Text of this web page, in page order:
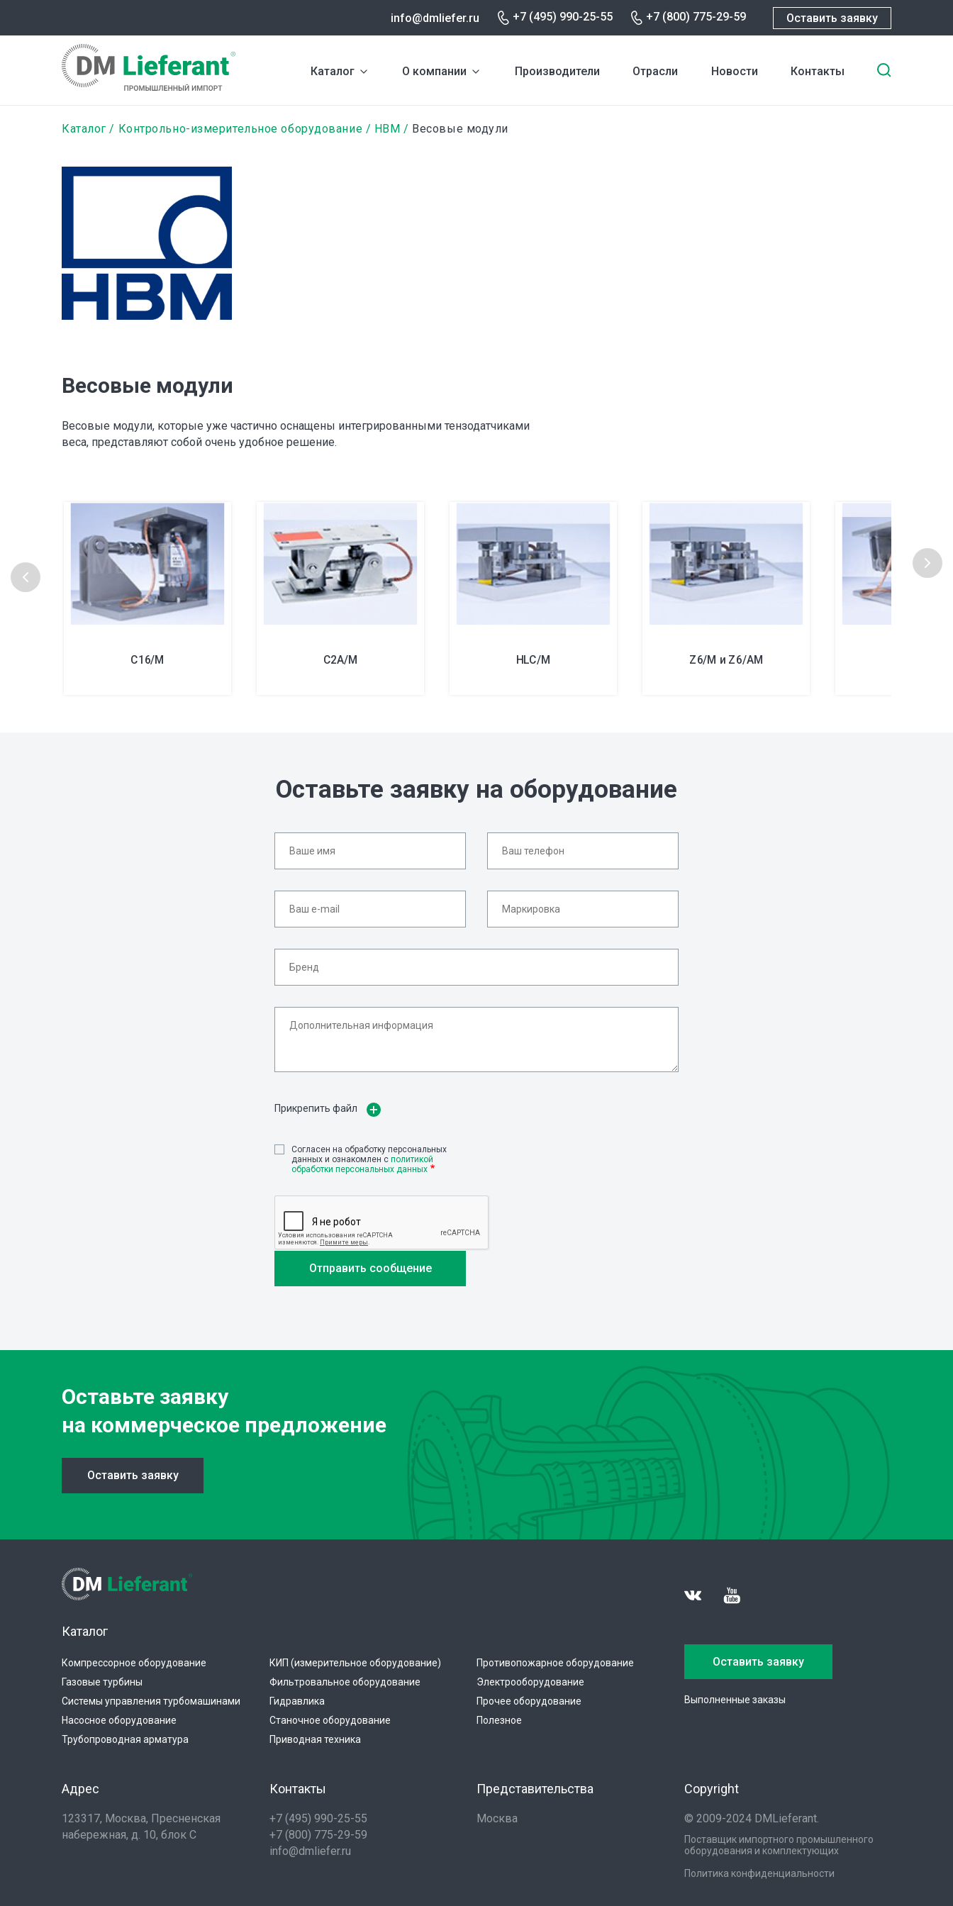
содержанию
info@dmliefer.ru +7 (495) 990-25-55 +7 (800) 775-29-59 Оставить заявку
Каталог О компании Производители Отрасли Новости Контакты
Строка
навигации
Каталог Контрольно-измерительное оборудование HBM Весовые модули
Весовые модули
Весовые модули, которые уже частично оснащены интегрированными тензодатчиками
веса, представляют собой очень удобное решение.
C16/M C2A/M HLC/M Z6/M и Z6/AM
Оставьте заявку на оборудование
Прикрепить файл
Cогласен на обработку персональных
данных и ознакомлен с политикой
обработки персональных данных
Оставьте заявку
на коммерческое предложение
Оставить заявку
Каталог
Компрессорное оборудование
Газовые турбины
Системы управления турбомашинами
Насосное оборудование
Трубопроводная арматура
КИП (измерительное оборудование)
Фильтровальное оборудование
Гидравлика
Станочное оборудование
Приводная техника
Противопожарное оборудование
Электрооборудование
Прочее оборудование
Полезное
Оставить заявку
Выполненные заказы
Адрес
123317, Москва, Пресненская
набережная, д. 10, блок С
Контакты
+7 (495) 990-25-55
+7 (800) 775-29-59
info@dmliefer.ru
Представительства
Москва
Copyright
© 2009-2024 DMLieferant.
Поставщик импортного промышленного
оборудования и комплектующих
Политика конфиденциальности